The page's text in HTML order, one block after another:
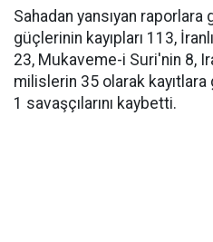
Sahadan yansıyan
güçlerinin kayıpları 113,
23, Mukaveme-i Suri'nin 8,
milislerin 35 olarak
1 savaşçılarını kaybetti.